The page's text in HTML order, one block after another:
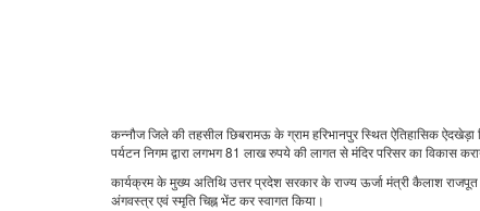
कन्नौज जिले की तहसील छिबरामऊ के ग्राम हरिभानपुर स्थित ऐतिहासिक
पर्यटन निगम द्वारा लगभग 81 लाख रुपये की लागत से मंदिर परिसर का विकास
कार्यक्रम के मुख्य अतिथि उत्तर प्रदेश सरकार के राज्य ऊर्जा मंत्री कैलाश
अंगवस्त्र एवं स्मृति चिह्न भेंट कर स्वागत किया।